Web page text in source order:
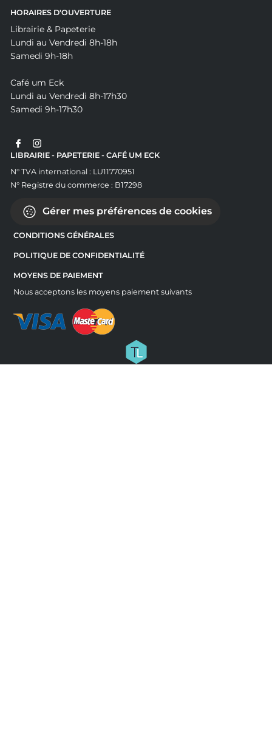
HORAIRES D'OUVERTURE
Librairie & Papeterie
Lundi au Vendredi 8h-18h
Samedi 9h-18h
Café um Eck
Lundi au Vendredi 8h-17h30
Samedi 9h-17h30
LIBRAIRIE - PAPETERIE - CAFÉ UM ECK
N° TVA international : LU11770951
N° Registre du commerce : B17298
Gérer mes préférences de cookies
CONDITIONS GÉNÉRALES
POLITIQUE DE CONFIDENTIALITÉ
MOYENS DE PAIEMENT
Nous acceptons les moyens paiement suivants